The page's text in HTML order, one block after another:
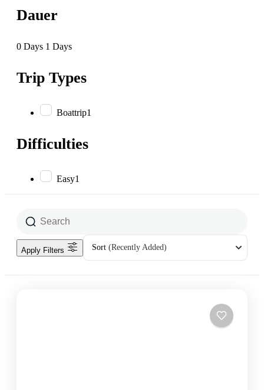
Dauer
0 Days 1 Days
Trip Types
Boattrip1
Difficulties
Easy1
Sort (Recently Added)
Apply Filters